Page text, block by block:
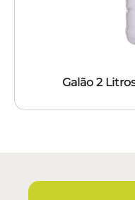
Galão 2